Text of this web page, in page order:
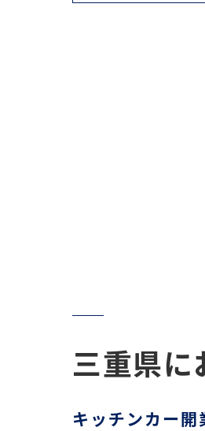
三重県に
キッチンカー